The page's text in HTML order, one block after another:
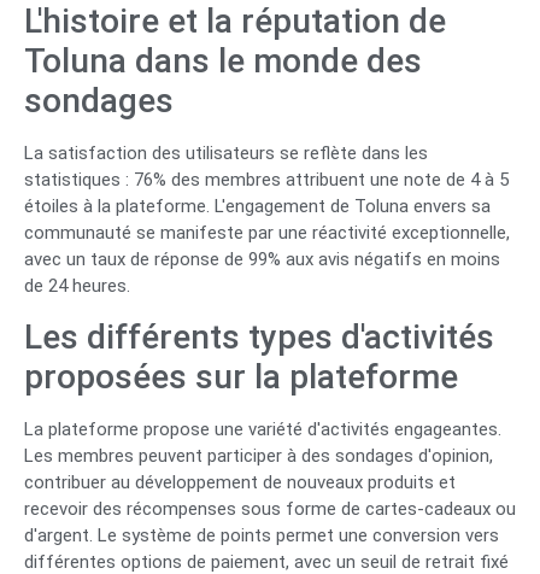
L'histoire et la réputation de
Toluna dans le monde des
sondages
La satisfaction des utilisateurs se reflète dans les
statistiques : 76% des membres attribuent une note de 4 à 5
étoiles à la plateforme. L'engagement de Toluna envers sa
communauté se manifeste par une réactivité exceptionnelle,
avec un taux de réponse de 99% aux avis négatifs en moins
de 24 heures.
Les différents types d'activités
proposées sur la plateforme
La plateforme propose une variété d'activités engageantes.
Les membres peuvent participer à des sondages d'opinion,
contribuer au développement de nouveaux produits et
recevoir des récompenses sous forme de cartes-cadeaux ou
d'argent. Le système de points permet une conversion vers
différentes options de paiement, avec un seuil de retrait fixé